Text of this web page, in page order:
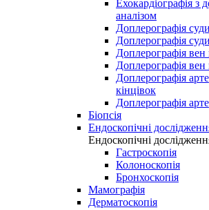
Ехокардіографія з
аналізом
Доплерографія
Доплерографія
Доплерографія вен
Доплерографія вен
Доплерографія
кінцівок
Доплерографія
Біопсія
Ендоскопічні
Ендоскопічні
Гастроскопія
Колоноскопія
Бронхоскопія
Мамографія
Дерматоскопія